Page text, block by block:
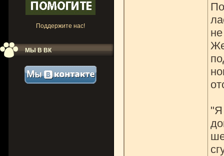
Поддержите нас!
МЫ В ВК
"Я